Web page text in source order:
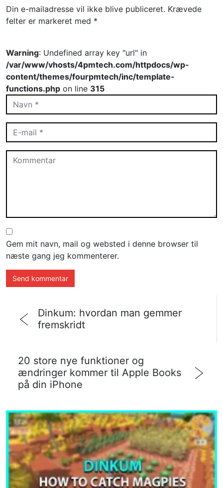
Din e-mailadresse vil ikke blive publiceret. Krævede
felter er markeret med *
Warning: Undefined array key "url" in
/var/www/vhosts/4pmtech.com/httpdocs/wp-
content/themes/fourpmtech/inc/template-
functions.php on line 315
Gem mit navn, mail og websted i denne browser til
næste gang jeg kommenterer.
Dinkum: hvordan man gemmer
fremskridt
20 store nye funktioner og
ændringer kommer til Apple Books
på din iPhone